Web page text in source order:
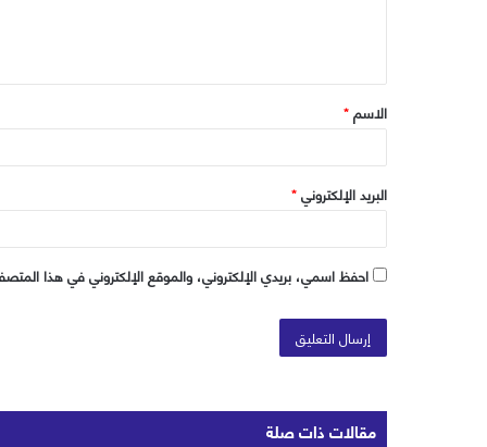
ق
*
الاسم*
البريد الإلكتروني*
احفظ اسمي، بريدي الإلكتروني، والموقع الإلكتروني في هذا
مقالات ذات صلة